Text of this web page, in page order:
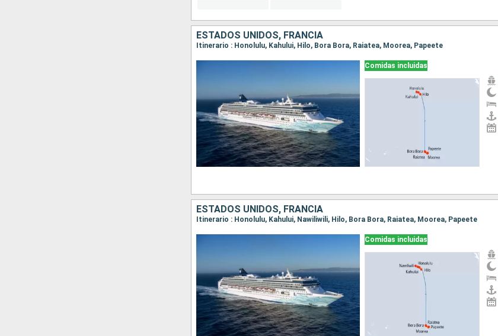
ESTADOS UNIDOS, FRANCIA
Itinerario : Honolulu, Kahului, Hilo, Bora Bora, Raiatea, Moorea, Papeete
Comidas incluidas
ESTADOS UNIDOS, FRANCIA
Itinerario : Honolulu, Kahului, Nawiliwili, Hilo, Bora Bora, Raiatea, Moorea, Papeete
Comidas incluidas